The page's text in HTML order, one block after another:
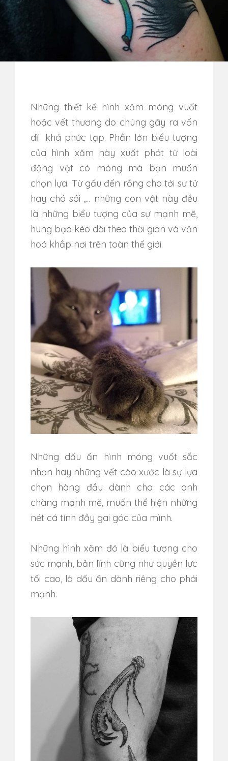
Những thiết kế hình xăm móng vuốt
hoặc vết thương do chúng gây ra vốn
dĩ khá phức tạp. Phần lớn biểu tượng
của hình xăm này xuất phát từ loài
động vật có móng mà bạn muốn
chọn lựa. Từ gấu đến rồng cho tới sư tử
hay chó sói ,... những con vật này đều
là những biểu tượng của sự mạnh mẽ,
hung bạo kéo dài theo thời gian và văn
hoá khắp nơi trên toàn thế giới.
Những dấu ấn hình móng vuốt sắc
nhọn hay những vết cào xước là sự lựa
chọn hàng đầu dành cho các anh
chàng mạnh mẽ, muốn thể hiện những
nét cá tính đầy gai góc của mình.
Những hình xăm đó là biểu tượng cho
sức mạnh, bản lĩnh cũng như quyền lực
tối cao, là dấu ấn dành riêng cho phái
mạnh.